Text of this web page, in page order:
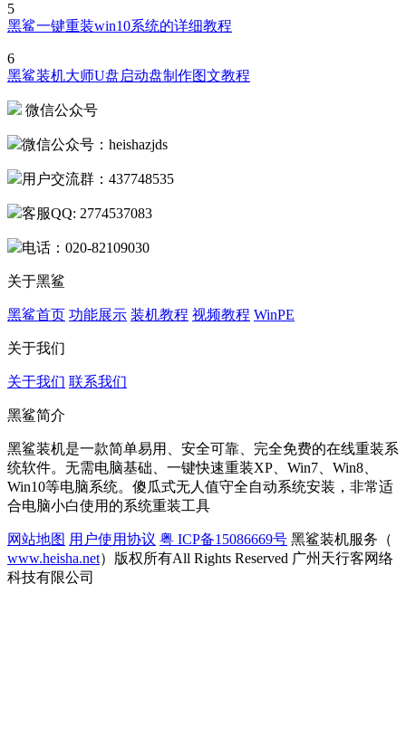
5
黑鲨一键重装win10系统的详细教程
6
黑鲨装机大师U盘启动盘制作图文教程
微信公众号
微信公众号：heishazjds
用户交流群：437748535
客服QQ: 2774537083
电话：020-82109030
关于黑鲨
黑鲨首页 功能展示 装机教程 视频教程 WinPE
关于我们
关于我们 联系我们
黑鲨简介
黑鲨装机是一款简单易用、安全可靠、完全免费的在线重装系
统软件。无需电脑基础、一键快速重装XP、Win7、Win8、
Win10等电脑系统。傻瓜式无人值守全自动系统安装，非常适
合电脑小白使用的系统重装工具
网站地图 用户使用协议 粤 ICP备15086669号 黑鲨装机服务（
www.heisha.net）版权所有All Rights Reserved 广州天行客网络
科技有限公司